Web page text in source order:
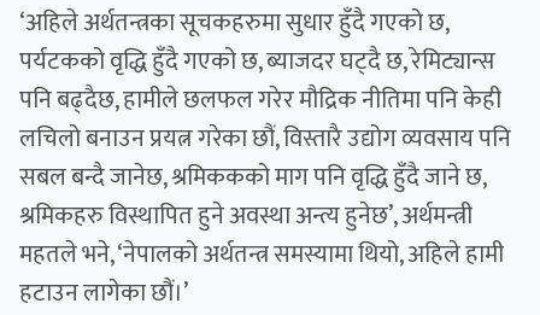
‘अहिले अर्थतन्त्रका सूचकहरुमा सुधार हुँदै गएको छ,
पर्यटकको वृद्धि हुँदै गएको छ, ब्याजदर घट्दै छ, रेमिट्यान्स
पनि बढ्दैछ, हामीले छलफल गरेर मौद्रिक नीतिमा पनि केही
लचिलो बनाउन प्रयत्न गरेका छौं, विस्तारै उद्योग व्यवसाय पनि
सबल बन्दै जानेछ, श्रमिककको माग पनि वृद्धि हुँदै जाने छ,
श्रमिकहरु विस्थापित हुने अवस्था अन्त्य हुनेछ’, अर्थमन्त्री
महतले भने, ‘नेपालको अर्थतन्त्र समस्यामा थियो, अहिले हामी
हटाउन लागेका छौं।’